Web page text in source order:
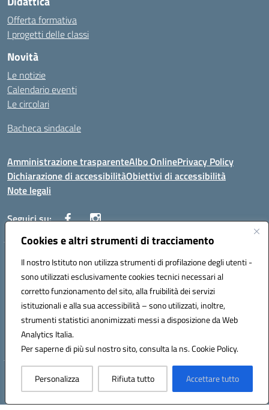
Cookies e altri strumenti di tracciamento
Il nostro Istituto non utilizza strumenti di profilazione degli utenti -
sono utilizzati esclusivamente cookies tecnici necessari al
corretto funzionamento del sito, alla fruibilità dei servizi
istituzionali e alla sua accessibilità – sono utilizzati, inoltre,
strumenti statistici anonimizzati messi a disposizione da Web
Analytics Italia.
Per saperne di più sul nostro sito, consulta la ns. Cookie Policy.
Personalizza Rifiuta tutto Accettare tutto
Offerta formativa
I progetti delle classi
Novità
Le notizie
Calendario eventi
Le circolari
Bacheca sindacale
Amministrazione trasparenteAlbo OnlinePrivacy Policy
Dichiarazione di accessibilitàObiettivi di accessibilità
Note legali
Seguici su:
Indirizzo:Via San Leonardo - 91018 Salemi
Centralino:0924 534873 Salemi - 0924534879 Partanna
tpis002005@istruzione.it
Posta elettronica certificata (PEC):tpis002005@pec.istruzione.it
Codice fiscale: 90000320813
Codice meccanografico:
Hosting & Powered by 3D Solution S.r.l.
Concept & Design by Designers Italia